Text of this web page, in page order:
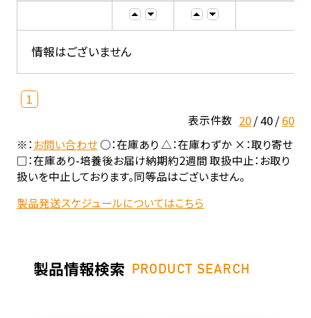
情報はございません
1
表示件数 20 40 60
※：お問い合わせ○：在庫あり △：在庫わずか ×：取り寄せ
□：在庫あり-培養後お届け納期約2週間 取扱中止：お取り
扱いを中止しております。同等品はございません。
製品発送スケジュールについてはこちら
製品情報検索 PRODUCT SEARCH